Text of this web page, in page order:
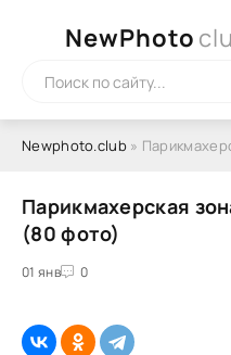
NewPhoto
Newphoto.club»
Парикмахерская
(80 фото)
01 янв 0